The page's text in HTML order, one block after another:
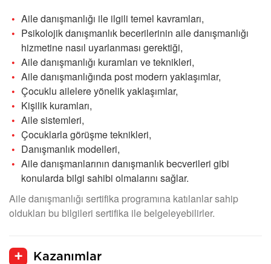
Aile danışmanlığı ile ilgili temel kavramları,
Psikolojik danışmanlık becerilerinin aile danışmanlığı
hizmetine nasıl uyarlanması gerektiği,
Aile danışmanlığı kuramları ve teknikleri,
Aile danışmanlığında post modern yaklaşımlar,
Çocuklu ailelere yönelik yaklaşımlar,
Kişilik kuramları,
Aile sistemleri,
Çocuklarla görüşme teknikleri,
Danışmanlık modelleri,
Aile danışmanlarının danışmanlık becverileri gibi
konularda bilgi sahibi olmalarını sağlar.
Aile danışmanlığı sertifika programına katılanlar sahip
oldukları bu bilgileri sertifika ile belgeleyebilirler.
Kazanımlar